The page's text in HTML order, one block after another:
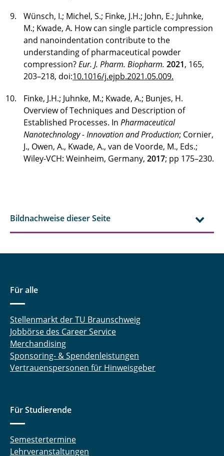
Dr.-Ing. Sebastian Melzig
Emely Meyer
Dr. -Ing. Patricia Mendes
Martin Menzler, M. Sc.
Lisa Michalik, M. Sc.
Dr. rer. nat Peter Michalowski
Stephanie Michel
Seyedhamidreza Namazi, M.Sc.
Trung Anh Nguyen, M. Sc.
Victor Oldhues, M. Sc.
Dr. Sherif Okeil
Erdene Otgonpurev, M.Sc.
Elena Passarini
Niklas Penningh, M. Sc.
Wünsch, I.; Michel, S.; Finke, J.H.; John, E.; Juhnke,
M.; Kwade, A. How can single particle compression
and nanoindentation contribute to the
understanding of pharmaceutical powder
compression?Eur. J. Pharm. Biopharm. 2021, 165,
203–218, doi:10.1016/j.ejpb.2021.05.009.
Finke, J.H.; Juhnke, M.; Kwade, A.; Bunjes, H.
Overview of Techniques and Description of
Established Processes. In Pharmaceutical
Nanotechnology - Innovation and Production; Cornier,
J., Owen, A., Kwade, A., van de Voorde, M., Eds.;
Wiley-VCH: Weinheim, Germany, 2017; pp 175–230.
Bildnachweise dieser Seite
Für alle
Stellenmarkt der TU Braunschweig
Jobbörse des Career Service
Merchandising
Sponsoring- & Spendenleistungen
Vertrauenspersonen für Hinweisgeber
Für Studierende
Semestertermine
Lehrveranstaltungen